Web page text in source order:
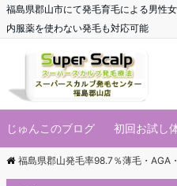
福島県郡山市にて発毛育毛による男性
内服薬を使わない発毛も対応可能
じゅんこのブログ 初回お試し
福島県郡山発毛率98.7％薄毛・AGA